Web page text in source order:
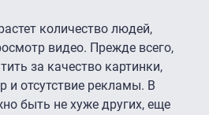
количество людей,
видео. Прежде всего,
за качество картинки,
и отсутствие рекламы. В
быть не хуже других, еще